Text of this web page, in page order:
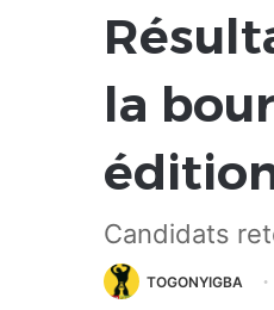
la
Candidats
TOGONYIGBA